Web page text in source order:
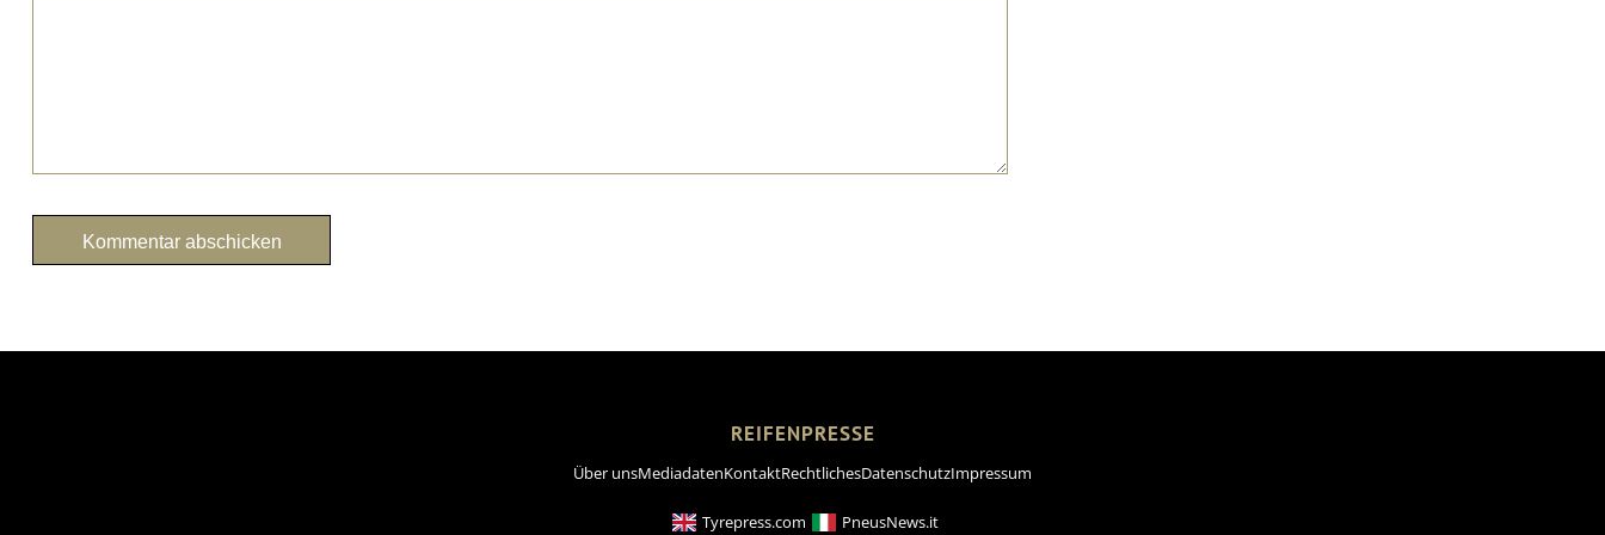
REIFENPRESSE
Über unsMediadatenKontaktRechtlichesDatenschutzImpressum
Tyrepress.com PneusNews.it